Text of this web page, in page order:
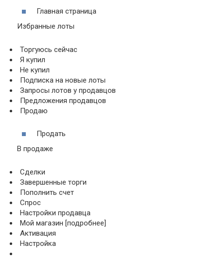
Главная страница
Избранные лоты
Торгуюсь сейчас
Я купил
Не купил
Подписка на новые лоты
Запросы лотов у продавцов
Предложения продавцов
Продаю
Продать
В продаже
Сделки
Завершенные торги
Пополнить счет
Спрос
Настройки продавца
Мой магазин [подробнее]
Активация
Настройка